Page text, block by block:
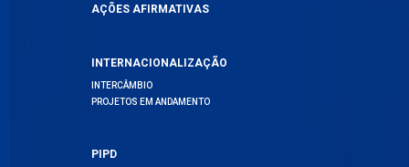
AÇÕES AFIRMATIVAS
INTERNACIONALIZAÇÃO
INTERCÂMBIO
PROJETOS EM ANDAMENTO
PIPD